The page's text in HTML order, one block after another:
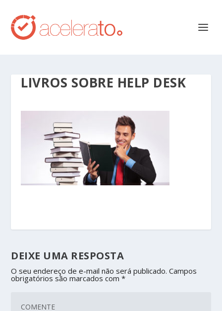
LIVROS SOBRE HELP DESK
DEIXE UMA RESPOSTA
O seu endereço de e-mail não será publicado. Campos
obrigatórios são marcados com*